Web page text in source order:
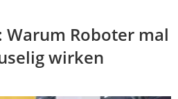
Warum Roboter mal
wirken